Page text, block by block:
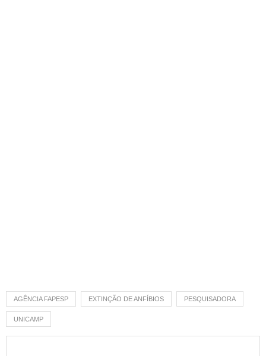
AGÊNCIA FAPESP EXTINÇÃO DE ANFÍBIOS PESQUISADORA
UNICAMP